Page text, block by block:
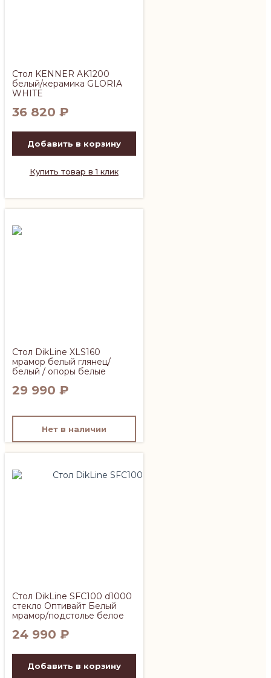
Стол KENNER AK1200
белый/керамика GLORIA
WHITE
36 820 ₽
Добавить в корзину
Купить товар в 1 клик
Стол DikLine XLS160
мрамор белый глянец/
белый / опоры белые
29 990 ₽
Нет в наличии
Стол DikLine SFC100 d1000
стекло Оптивайт Белый
мрамор/подстолье белое
24 990 ₽
Добавить в корзину